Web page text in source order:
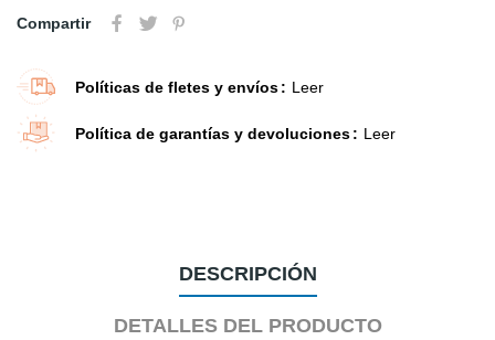
Compartir
Políticas de fletes y envíos Leer
Política de garantías y devoluciones Leer
DESCRIPCIÓN
DETALLES DEL PRODUCTO